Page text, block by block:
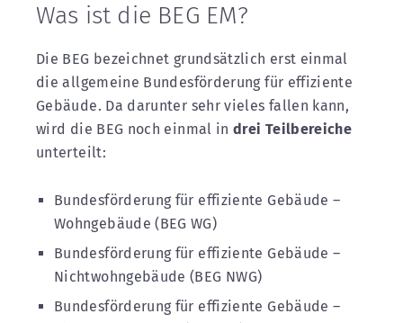
Was ist die BEG EM?
Die BEG bezeichnet grundsätzlich erst einmal
die allgemeine Bundesförderung für effiziente
Gebäude. Da darunter sehr vieles fallen kann,
wird die BEG noch einmal indrei Teilbereiche
unterteilt:
Bundesförderung für effiziente Gebäude –
Wohngebäude (BEG WG)
Bundesförderung für effiziente Gebäude –
Nichtwohngebäude (BEG NWG)
Bundesförderung für effiziente Gebäude –